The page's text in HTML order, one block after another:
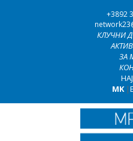
+3892
КЛУЧНИ
ЗА
MK|